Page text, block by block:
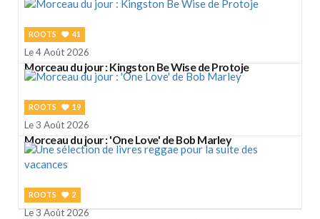
ROOTS 41
Le 4 Août 2026
Morceau du jour : Kingston Be Wise de Protoje
ROOTS 19
Le 3 Août 2026
Morceau du jour : 'One Love' de Bob Marley
ROOTS 2
Le 3 Août 2026